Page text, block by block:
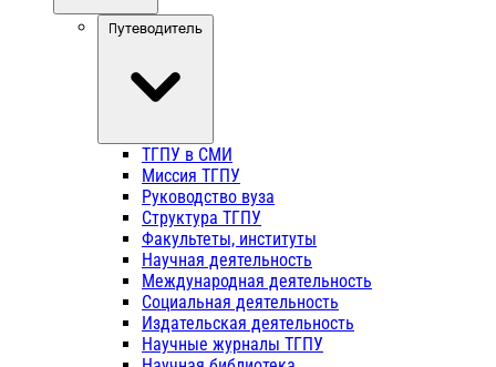
Путеводитель
ТГПУ в СМИ
Миссия ТГПУ
Руководство вуза
Структура ТГПУ
Факультеты, институты
Научная деятельность
Международная деятельность
Социальная деятельность
Издательская деятельность
Научные журналы ТГПУ